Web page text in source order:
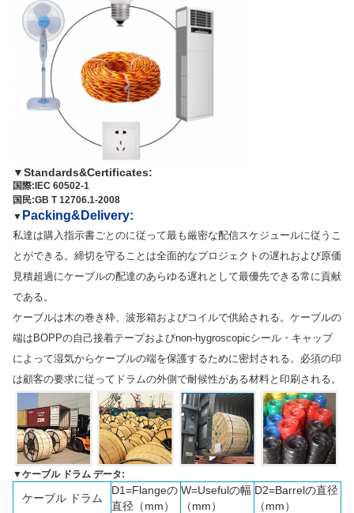
▼Standards&Certificates:
国際:IEC 60502-1
国民:GB T 12706.1-2008
▼ Packing&Delivery:
私達は購入指示書ごとのに従って最も厳密な配信スケジュールに従うこ
とができる。締切を守ることは全面的なプロジェクトの遅れおよび原価
見積超過にケーブルの配達のあらゆる遅れとして最優先できる常に貢献
である。
ケーブルは木の巻き枠、波形箱およびコイルで供給される。ケーブルの
端はBOPPの自己接着テープおよびnon-hygroscopicシール・キャップ
によって湿気からケーブルの端を保護するために密封される。必須の印
は顧客の要求に従ってドラムの外側で耐候性がある材料と印刷される。
▼ケーブル ドラム データ:
ケーブル ドラム
D1=Flangeの
直径（mm）
W=Usefulの幅
（mm）
D2=Barrelの直径
（mm）